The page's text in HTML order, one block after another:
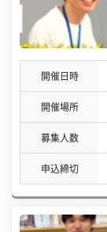
開催日時
開催場所
募集人数
申込締切